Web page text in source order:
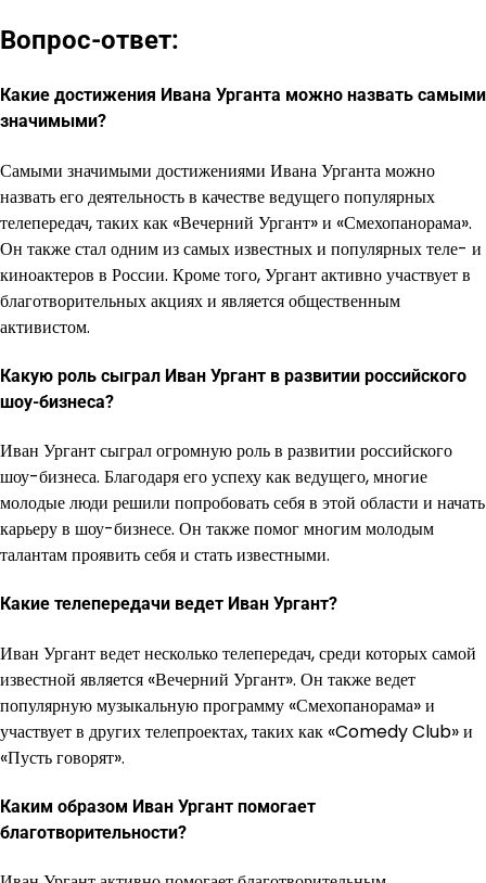
Вопрос-ответ:
Какие достижения Ивана Урганта можно назвать самыми
значимыми?
Самыми значимыми достижениями Ивана Урганта можно
назвать его деятельность в качестве ведущего популярных
телепередач, таких как «Вечерний Ургант» и «Смехопанорама».
Он также стал одним из самых известных и популярных теле- и
киноактеров в России. Кроме того, Ургант активно участвует в
благотворительных акциях и является общественным
активистом.
Какую роль сыграл Иван Ургант в развитии российского
шоу-бизнеса?
Иван Ургант сыграл огромную роль в развитии российского
шоу-бизнеса. Благодаря его успеху как ведущего, многие
молодые люди решили попробовать себя в этой области и начать
карьеру в шоу-бизнесе. Он также помог многим молодым
талантам проявить себя и стать известными.
Какие телепередачи ведет Иван Ургант?
Иван Ургант ведет несколько телепередач, среди которых самой
известной является «Вечерний Ургант». Он также ведет
популярную музыкальную программу «Смехопанорама» и
участвует в других телепроектах, таких как «Comedy Club» и
«Пусть говорят».
Каким образом Иван Ургант помогает
благотворительности?